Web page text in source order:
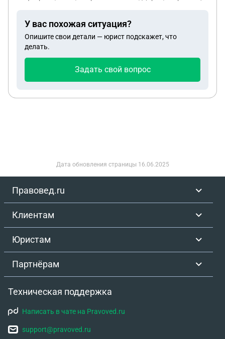
оплачиваемый отпуск перед декретом 28 дней
говорят не положено так как я нахожусь на
больничном,январь, февраль , март получается
тоже буду Как бы нет отработанного времени
У вас похожая ситуация?
Опишите свои детали — юрист подскажет, что
делать.
Задать свой вопрос
Дата обновления страницы 16.06.2025
Правовед.ru
Клиентам
Юристам
Партнёрам
Техническая поддержка
Написать в чате на Pravoved.ru
support@pravoved.ru